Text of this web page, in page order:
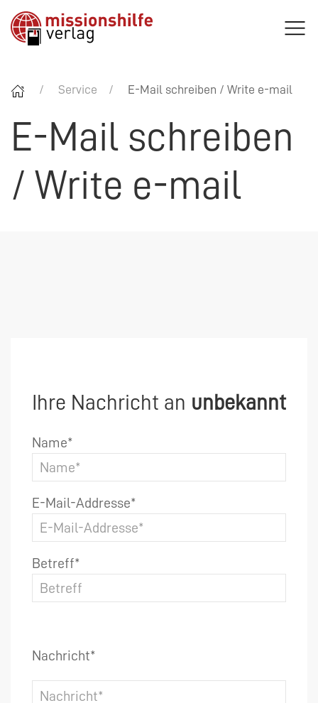
Service E-Mail schreiben / Write e-mail
E-Mail schreiben
/ Write e-mail
Ihre Nachricht an unbekannt
Name*
E-Mail-Addresse*
Betreff*
Nachricht*